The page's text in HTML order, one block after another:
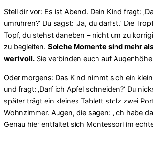
Stell dir vor: Es ist Abend. Dein Kind fragt:
umrühren?‘ Du sagst: ‚Ja, du darfst.‘ Die
Topf, du stehst daneben – nicht um zu
zu begleiten. Solche Momente sind mehr
wertvoll. Sie verbinden euch auf Augenhöhe.
Oder morgens: Das Kind nimmt sich ein
und fragt: ‚Darf ich Apfel schneiden?‘ Du
später trägt ein kleines Tablett stolz zwei
Wohnzimmer. Augen, die sagen: ‚Ich habe
Genau hier entfaltet sich Montessori im